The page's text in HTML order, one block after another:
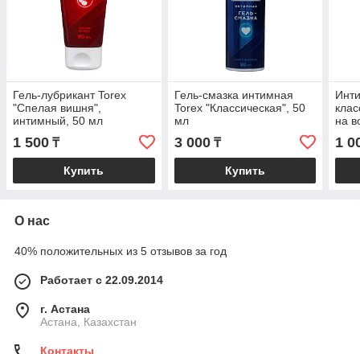
Гель-лубрикант Torex
"Спелая вишня",
интимный, 50 мл
1 500 ₸
Купить
Гель-смазка интимная
Torex "Классическая", 50
мл
3 000₸
Купить
на
1
О нас
40% положительных из 5 отзывов за год
Работает с 22.09.2014
г. Астана
Астана, Казахстан
Контакты